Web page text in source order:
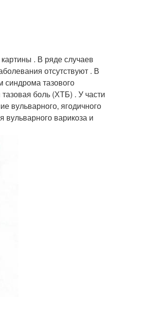
. В ряде случаев
отсутствуют . В
синдрома тазового
боль (ХТБ) . У части
вульварного, ягодичного
вульварного варикоза и